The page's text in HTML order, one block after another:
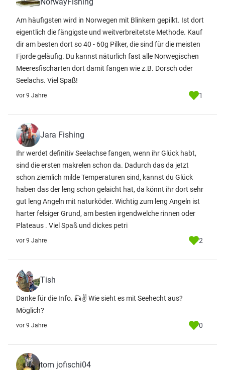
Am häufigsten wird in Norwegen mit Blinkern gepilkt. Ist dort
eigentlich die fängigste und weitverbreitetste Methode. Kauf
dir am besten dort so 40 - 60g Pilker, die sind für die meisten
Fjorde geläufig. Du kannst näturlich fast alle Norwegischen
Meeresfischarten dort damit fangen wie z.B. Dorsch oder
Seelachs. Viel Spaß!
vor 9 Jahre 1
Jara Fishing
Ihr werdet definitiv Seelachse fangen, wenn ihr Glück habt,
sind die ersten makrelen schon da. Dadurch das da jetzt
schon ziemlich milde Temperaturen sind, kannst du Glück
haben das der leng schon gelaicht hat, da könnt ihr dort sehr
gut leng Angeln mit naturköder. Wichtig zum leng Angeln ist
harter felsiger Grund, am besten irgendwelche rinnen oder
Plateaus . Viel Spaß und dickes petri
vor 9 Jahre 2
Tish
Danke für die Info. 🎣✌ Wie sieht es mit Seehecht aus?
Möglich?
vor 9 Jahre 0
tom jofischi04